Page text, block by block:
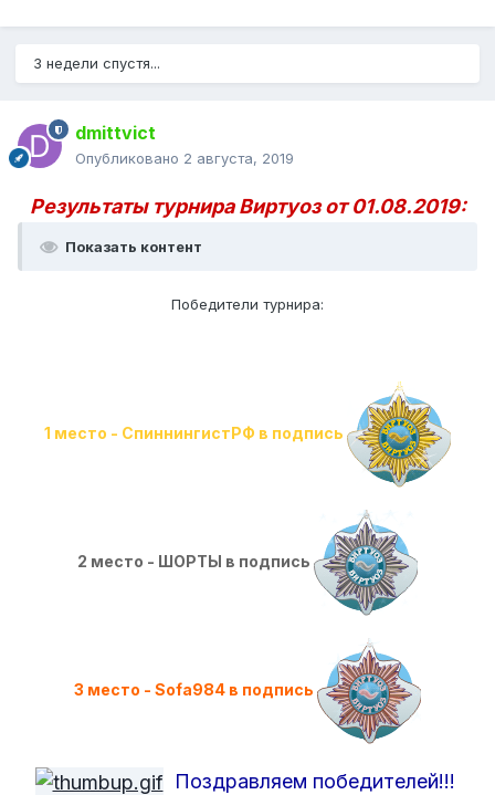
3 недели спустя...
dmittvict
Опубликовано 2 августа, 2019
Результаты турнира Виртуоз от 01.08.2019:
Показать контент
Победители турнира:
1 место - СпиннингистРФ в подпись
2 место - ШОРТЫ в подпись
3 место - Sofa984 в подпись
Поздравляем победителей!!!